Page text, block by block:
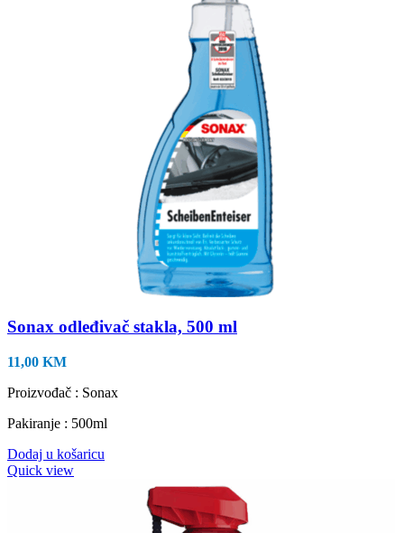
Sonax odleđivač stakla, 500 ml
11,00 KM
Proizvođač : Sonax
Pakiranje : 500ml
Dodaj u košaricu
Quick view